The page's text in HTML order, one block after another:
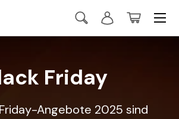
SucheEinloggen
Menü
Friday
Angebote 2025 sind